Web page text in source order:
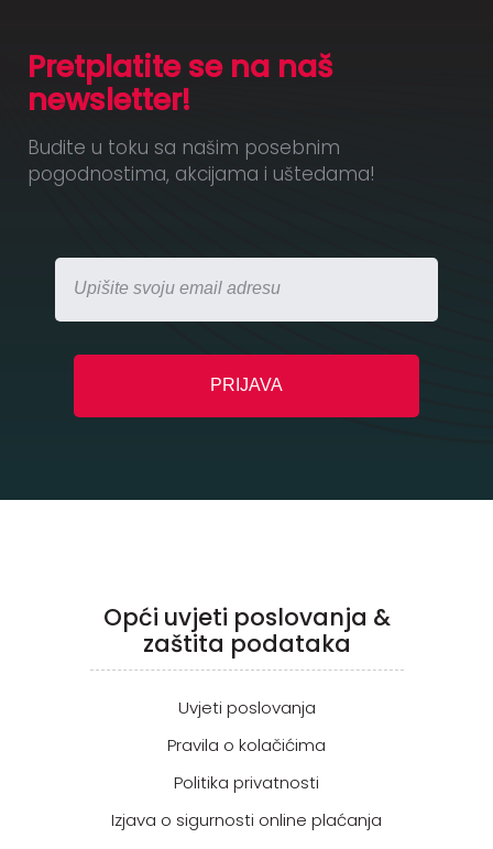
Pretplatite se na naš
newsletter!
Budite u toku sa našim posebnim
pogodnostima, akcijama i uštedama!
Opći uvjeti poslovanja &
zaštita podataka
Uvjeti poslovanja
Pravila o kolačićima
Politika privatnosti
Izjava o sigurnosti online plaćanja